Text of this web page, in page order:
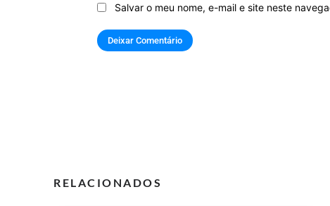
Salvar o meu nome, e-mail e site neste
RELACIONADOS